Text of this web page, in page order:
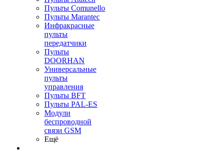
Пульты Сomunello
Пульты Marantec
Инфракрасные
пульты
передатчики
Пульты
DOORHAN
Универсальные
пульты
управления
Пульты BFT
Пульты PAL-ES
Модули
беспроводной
связи GSM
Ещё